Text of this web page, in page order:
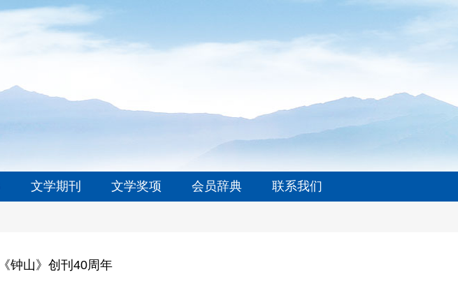
文学期刊 文学奖项 会员辞典 联系我们
《钟山》创刊40周年